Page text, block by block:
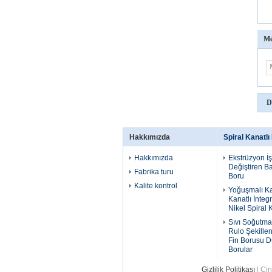
Hakkımızda
Hakkımızda
Fabrika turu
Kalite kontrol
Spiral Kanatlı
Ekstrüzyon
Değiştiren
Boru
Yoğuşmalı
Kanatlı
Nikel Spiral
Sıvı
Rulo
Fin Borusu
Borular
Gizlilik Politikası| Çin